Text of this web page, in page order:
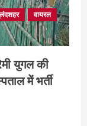
वायरल
युगल की
में भर्ती